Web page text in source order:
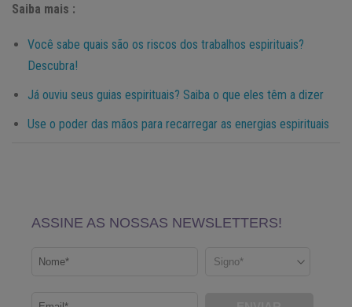
Saiba mais :
Você sabe quais são os riscos dos trabalhos espirituais?
Descubra!
Já ouviu seus guias espirituais? Saiba o que eles têm a dizer
Use o poder das mãos para recarregar as energias espirituais